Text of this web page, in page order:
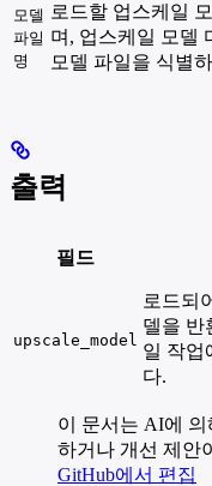
모델
파일
명
로드할 업스케일
며, 업스케일 모델
모델 파일을 식별
출력
필드
upscale_model
로드되
델을 반
일 작업
다.
이 문서는 AI에
하거나 개선 제안
GitHub에서 편집